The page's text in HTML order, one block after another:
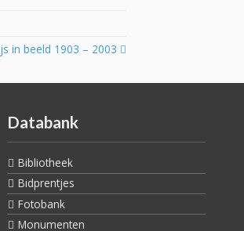
in beeld 1903 – 2003
Databank
Bibliotheek
Bidprentjes
Fotobank
Monumenten